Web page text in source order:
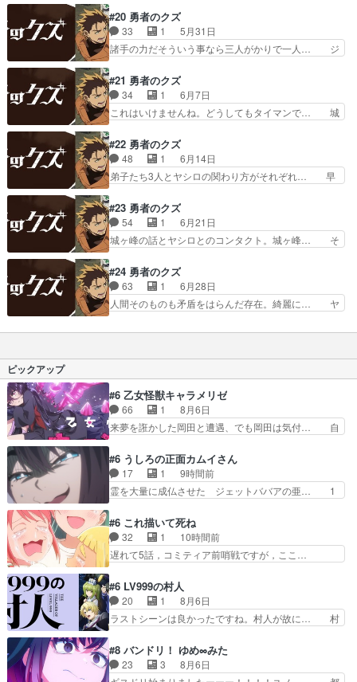
くちゃワクワクしたな。… ヤシロは弟子たち3人
それぞれ違う関係性を… カーチェイス＆市街戦＆
逃亡戦＆師匠防衛戦…
は死んでも生き返るだろうけどセーラは… 通常の
目でE3戦闘を見るとこんな速度なの… めった刺
しされた城ヶ峰は適合者だとしても… トモエ達に
追いつかれ、更にレヴィと対峙す… ヤシロE3な
たヤシロ達は、警備員の扇動… ヤシロには主人公
補正とか全然ないんだな。… ・雪音の出番がなか
った…。・回想シーンの…
#20 勇者のクズ
33 1
5月31日
諸手の力だそういう事なら三人がかりで一人… ジ
うか最初から負けてない。との因縁もこ… ピンチ
で余裕かましていたのは完全に読みき… ジョーが
助けにきた、今まで活躍なかったも… やっぱ銃弾
当たらん笑このアクションでよく… どんな状況で
書きするトンデモ世界ジョー… 捕えられたヤシロ
達を救出するためジョー達… 互いに複数の連絡手
段と非常時の対応方法を…
#21 勇者のクズ
34 1
6月7日
これはいけませんね。どうしてもタイマンで… 城
峰たちの雪辱を晴らす再戦の機会を与え… いつな
んどきも変わらない城ケ峰やっぱ憎め… 海外ゲー
でよく見る謎看板だ！強制頭なでな… ワープ能
力、武器だけワープさせて容易に遠… イシノオ殺
れぞれ強くなっているんですね… 遠距離からのチ
クチク攻撃飛び道具と違って… 印堂は恵まれた能
力と考えなしが悪い方向に…
#22 勇者のクズ
48 1
6月14日
弟子たち3人とヤシロの関わり方がそれぞれ… 早
ィ対ヤシロも決着。マルタ達に任せて上… 「私の
方がかわいい！」って言って顔面スト… 再生する
と云っても痛みはあるだろうに…拳… 城ヶ峰に適
した戦い方は痛々しいトモエちゃ… 城ヶ峰の戦い
が雪音ちゃんに！ヤシロは守… 城ヶ峰の成長がや
ばかった。正義感全開なの… 城ヶ峰の戦い方…不
殺貫くならこの方法しか…
#23 勇者のクズ
54 1
6月21日
城ヶ峰の話とヤシロとのコンタクト。城ヶ峰… そ
飛ばすエーテル知覚に苦戦。城ヶ峰はE… 単純な
プログラムを仕込んでエネルギーが切… 城ヶ峰が
語る気持ち悪い理想が、自身の中で… 色々考えて
苦労してたのか。思い込みが強過… 死者の肉体を
#24 勇者のクズ
63 1
6月28日
人間そのものも矛盾をはらんだ存在。綺麗に… ヤ
柩がバイトになってて草、めっちゃ可愛… まさか
新でしたし物語として面白かったで… 勇者と魔王
していい最終回だった、男の弟… 大人の思惑、そ
れを知らぬ若人達…なんだか… 誰かの希望に為る
ために勇者に成った卒業生… 最後に新しいキャラ
も来たし続きができそう…
ピックアップ
#6 乙女怪獣キャラメリゼ
66 1
8月6日
来夢を誑かした岡田と遭遇、でも岡田は気付… 自
なからのメイク道具が、らいりーさんを… らいり
ーの影響で理想に向けて努力する黒絵… コングと
ゴ〇ラの怪獣大決戦!?w黒絵の友… らいりーが己
のルッキズムと相対する話とし… らいりーさんが
の小河内ダムに来た黒絵た… ライリーが好きだっ
たクズ男ハルゴンが懲ら… メイクでちょっと勇気
出てる黒絵ちゃん可愛…
#6 うしろの正面カムイさん
17 1
9時間前
霊を大量に成仏させた ジェットババアの亜… 1
は交通悪霊の除霊ツアー。Aパはいつも… 前半の
霊カモみたいになってるよねwジェッ… 今回はい
つもと違って霊が大人しいなと思っ… 最後にカム
イさんを怪異と見間違え叫んでお… 交通系悪霊除
付けない2つのエピソードに… カムイとドライブ
に出かけたシヅカは、ズブ… 15分アニメで計14
体の最多成仏回ジェッ…
#6 これ描いて死ね
32 1
10時間前
遅れて5話，コミティア前哨戦ですが，ここ…
京で開かれる即売会に行って自分たちの本… 一冊
売る事の苦労と喜びを知る手島先生がず… 10年
でえらい老けはったねー編集さん。同… 自分の妄
想を買ってくれる人がいるというも… 初めて自分
れた喜びように貰い泣き。隣の… コミティア開幕
前でひちしきり受ける^^先… 「SEDESUのコミ
#6 LV999の村人
20 1
8月6日
ラストシーンは良かったですね。村人が故に… 村
スと10年後に結婚の約束をした鏡ずっ… カジノ
スタッフ募集するも集まらない更に追… 王命でク
ルルの監視をすることになったデビ… 最強の村
#8 バンドリ！ ゆめ∞みた
23 3
8月6日